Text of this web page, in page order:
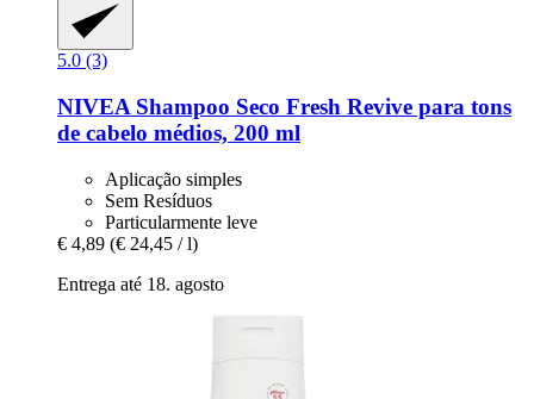
5.0 (3)
NIVEA Shampoo Seco Fresh Revive para tons
de cabelo médios, 200 ml
Aplicação simples
Sem Resíduos
Particularmente leve
€ 4,89 (€ 24,45 / l)
Entrega até 18. agosto